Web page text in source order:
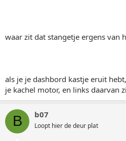
waar zit dat stangetje ergens van
als je je dashbord kastje eruit
je kachel motor, en links daarvan
B b07
Loopt hier de deur plat